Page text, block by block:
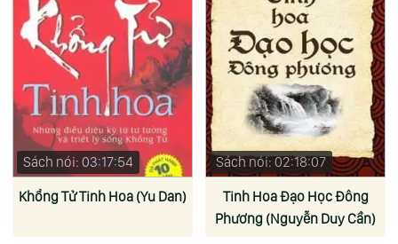
Sách nói: 03:17:54
Khổng Tử Tinh Hoa (Yu Dan)
Sách nói: 02:18:07
Tinh Hoa Đạo Học Đông
Phương (Nguyễn Duy Cần)